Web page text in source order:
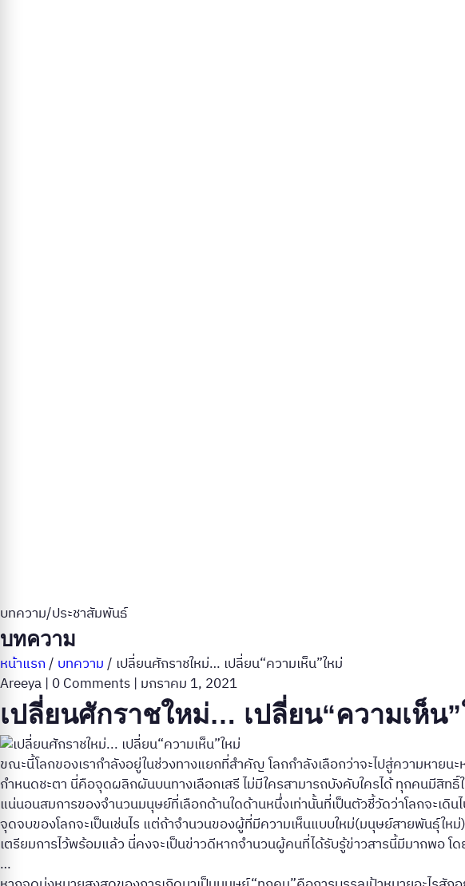
บทความ/ประชาสัมพันธ์
บทความ
หน้าแรก/ บทความ/ เปลี่ยนศักราชใหม่… เปลี่ยน“ความเห็น”ใหม่
Areeya | 0 Comments | มกราคม 1, 2021
เปลี่ยนศักราชใหม่… เปลี่ยน“ความเห็น
ขณะนี้โลกของเรากำลังอยู่ในช่วงทางแยกที่สำคัญ โลกกำลังเลือกว่าจะไปสู่ความหา
กำหนดชะตา นี่คือจุดผลิกผันบนทางเลือกเสรี ไม่มีใครสามารถบังคับใครได้ ทุกคนมีสิ
แน่นอนสมการของจำนวนมนุษย์ที่เลือกด้านใดด้านหนึ่งเท่านั้นที่เป็นตัวชี้วัดว่าโลกจะเดิ
จุดจบของโลกจะเป็นเช่นไร แต่ถ้าจำนวนของผู้ที่มีความเห็นแบบใหม่(มนุษย์สายพันธุ์ใ
เตรียมการไว้พร้อมแล้ว นี่คงจะเป็นข่าวดีหากจำนวนผู้คนที่ได้รับรู้ข่าวสารนี้มีมากพอ โ
…